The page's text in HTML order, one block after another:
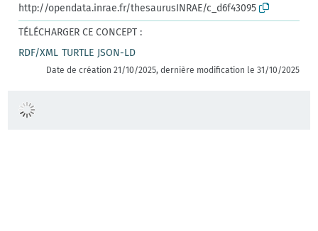
http://opendata.inrae.fr/thesaurusINRAE/c_d6f43095
TÉLÉCHARGER CE CONCEPT :
RDF/XML TURTLE JSON-LD
Date de création 21/10/2025, dernière modification le 31/10/2025